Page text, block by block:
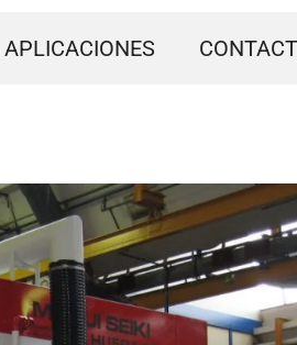
APLICACIONES